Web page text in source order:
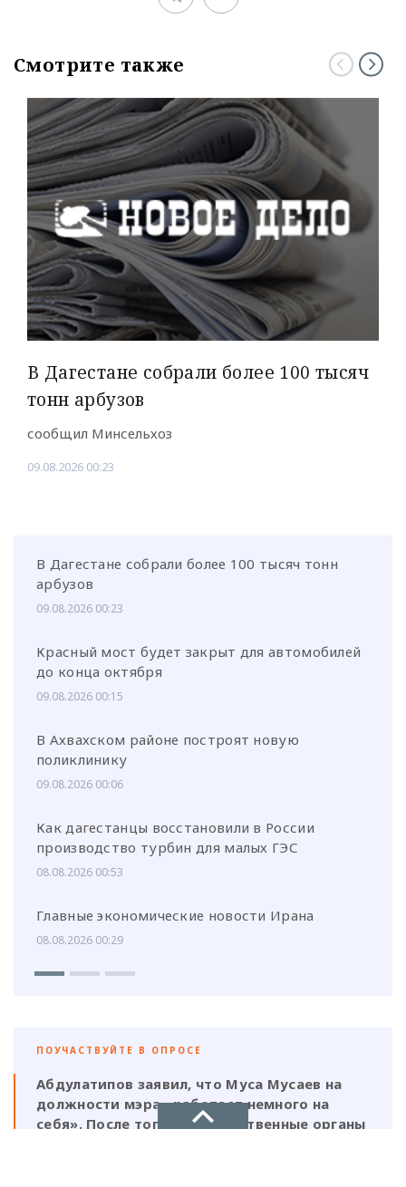
Смотрите также
В Дагестане собрали более 100 тысяч
тонн арбузов
сообщил Минсельхоз
09.08.2026 00:23
В Дагестане собрали более 100 тысяч тонн
арбузов
09.08.2026 00:23
Красный мост будет закрыт для автомобилей
до конца октября
09.08.2026 00:15
В Ахвахском районе построят новую
поликлинику
09.08.2026 00:06
Как дагестанцы восстановили в России
производство турбин для малых ГЭС
08.08.2026 00:53
Главные экономические новости Ирана
08.08.2026 00:29
ПОУЧАСТВУЙТЕ В ОПРОСЕ
Абдулатипов заявил, что Муса Мусаев на
должности мэра «работает немного на
себя». После того, как следственные органы